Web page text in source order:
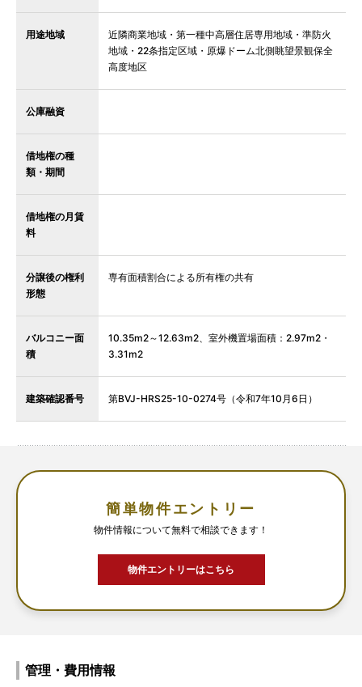
用途地域
近隣商業地域・第一種中高層住居専用地域・準防火
地域・22条指定区域・原爆ドーム北側眺望景観保全
高度地区
公庫融資
借地権の種
類・期間
借地権の月賃
料
分譲後の権利
形態
専有面積割合による所有権の共有
バルコニー面
積
10.35m2～12.63m2、室外機置場面積：2.97m2・
3.31m2
建築確認番号 第BVJ-HRS25-10-0274号（令和7年10月6日）
簡単物件エントリー
物件情報について無料で相談できます！
物件エントリーはこちら
管理・費用情報